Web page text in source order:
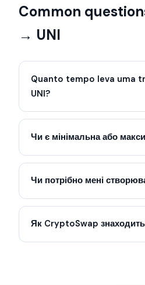
Common
→ UNI
Quanto tempo leva uma
UNI?
Чи є мінімальна або
Чи потрібно мені
Як CryptoSwap